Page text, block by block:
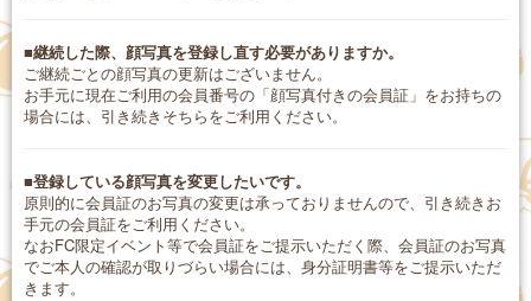
■継続した際、顔写真を登録し直す必要がありますか。
ご継続ごとの顔写真の更新はございません。
お手元に現在ご利用の会員番号の「顔写真付きの会員証」をお持ちの
場合には、引き続きそちらをご利用ください。
■登録している顔写真を変更したいです。
原則的に会員証のお写真の変更は承っておりませんので、引き続きお
手元の会員証をご利用ください。
なおFC限定イベント等で会員証をご提示いただく際、会員証のお写真
でご本人の確認が取りづらい場合には、身分証明書等をご提示いただ
きます。